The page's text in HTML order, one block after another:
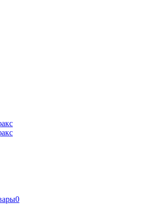
0